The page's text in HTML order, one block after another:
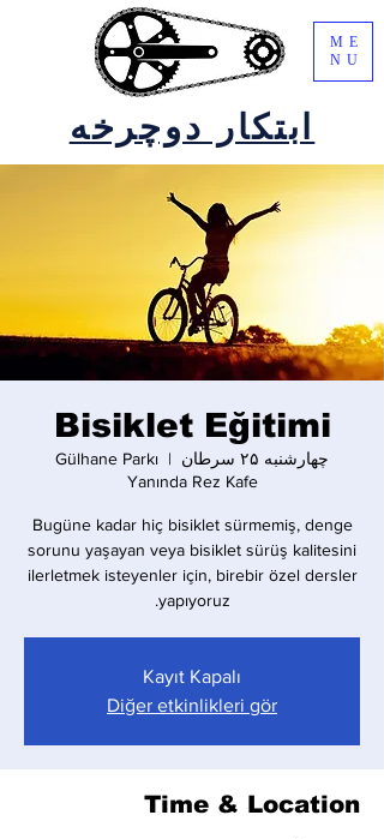
ابتکار دوچرخه
ME
NU
Bisiklet Eğitimi
چهارشنبه ۲۵ سرطان
  |
Gülhane Parkı
Yanında Rez Kafe
Bugüne kadar hiç bisiklet sürmemiş, denge
sorunu yaşayan veya bisiklet sürüş kalitesini
ilerletmek isteyenler için, birebir özel dersler
yapıyoruz.
Kayıt Kapalı
Diğer etkinlikleri gör
Time & Location